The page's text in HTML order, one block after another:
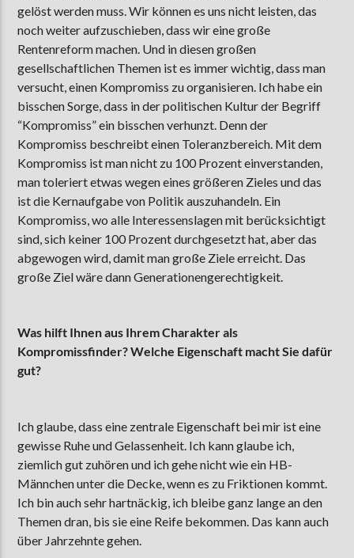
gelöst werden muss. Wir können es uns nicht leisten, das
noch weiter aufzuschieben, dass wir eine große
Rentenreform machen. Und in diesen großen
gesellschaftlichen Themen ist es immer wichtig, dass man
versucht, einen Kompromiss zu organisieren. Ich habe ein
bisschen Sorge, dass in der politischen Kultur der Begriff
“Kompromiss” ein bisschen verhunzt. Denn der
Kompromiss beschreibt einen Toleranzbereich. Mit dem
Kompromiss ist man nicht zu 100 Prozent einverstanden,
man toleriert etwas wegen eines größeren Zieles und das
ist die Kernaufgabe von Politik auszuhandeln. Ein
Kompromiss, wo alle Interessenslagen mit berücksichtigt
sind, sich keiner 100 Prozent durchgesetzt hat, aber das
abgewogen wird, damit man große Ziele erreicht. Das
große Ziel wäre dann Generationengerechtigkeit.
Was hilft Ihnen aus Ihrem Charakter als
Kompromissfinder? Welche Eigenschaft macht Sie dafür
gut?
Ich glaube, dass eine zentrale Eigenschaft bei mir ist eine
gewisse Ruhe und Gelassenheit. Ich kann glaube ich,
ziemlich gut zuhören und ich gehe nicht wie ein HB-
Männchen unter die Decke, wenn es zu Friktionen kommt.
Ich bin auch sehr hartnäckig, ich bleibe ganz lange an den
Themen dran, bis sie eine Reife bekommen. Das kann auch
über Jahrzehnte gehen.